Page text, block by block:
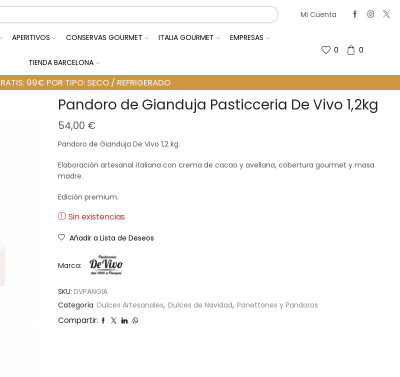
Mi Cuenta
APERITIVOS CONSERVAS GOURMET ITALIA GOURMET EMPRESAS
TIENDA BARCELONA
0 0
99€ POR TIPO: SECO / REFRIGERADO
Pandoro de Gianduja Pasticceria De Vivo 1,2kg
54,00 €
Pandoro de Gianduja De Vivo 1,2 kg.
Elaboración artesanal italiana con crema de cacao y avellana, cobertura gourmet y masa
madre.
Edición premium.
Sin existencias
Añadir a Lista de Deseos
Marca:
SKU: DVPANGIA
Categoría Dulces Artesanales, Dulces de Navidad, Panettones y Pandoros
Compartir: